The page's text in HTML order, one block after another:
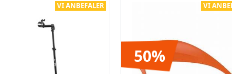
VI ANBEFALER VI
50%